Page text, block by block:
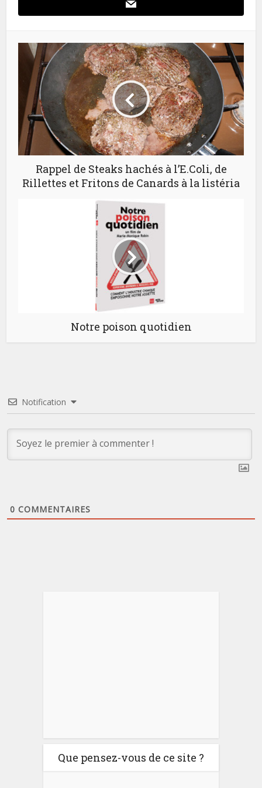
Rappel de Steaks hachés à l’E.Coli, de
Rillettes et Fritons de Canards à la listéria
Notre poison quotidien
Notification
0 COMMENTAIRES
Que pensez-vous de ce site ?